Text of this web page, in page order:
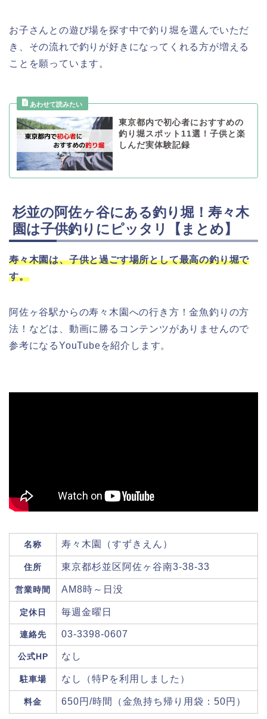
お子さんとの遊び場を探す中で釣り堀を選んでいただ
き、その流れで釣りが好きになってくれる方が増える
ことを願っています。
東京都内で初心者におすすめの
釣り堀スポット11選！子供と楽
しんだ実体験記録
杉並の阿佐ヶ谷にある釣り堀！寿々木
園は子供釣りにピッタリ【まとめ】
寿々木園は、子供と過ごす場所として最高の釣り堀で
す。
阿佐ヶ谷駅からの寿々木園への行き方！金魚釣りの方
法！などは、動画に勝るコンテンツがありませんので
参考になるYouTubeを紹介します。
名称 寿々木園（すずきえん）
住所 東京都杉並区阿佐ヶ谷南3-38-33
営業時間 AM8時～日没
定休日 毎週金曜日
連絡先 03-3398-0607
公式HP なし
駐車場 なし（特Pを利用しました）
料金 650円/時間（金魚持ち帰り用袋：50円）